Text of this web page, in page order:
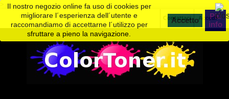
Accedi
Contattaci
Il nostro negozio online fa uso di cookies per
migliorare l´esperienza dell´utente e
raccomandiamo di accettarne l´utilizzo per
sfruttare a pieno la navigazione.
Piú
info